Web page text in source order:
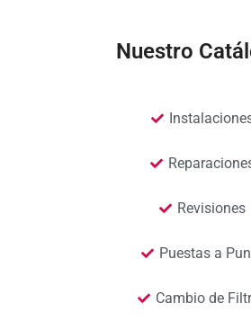
Nuestro
Revisiones
Puestas a
Cambio de